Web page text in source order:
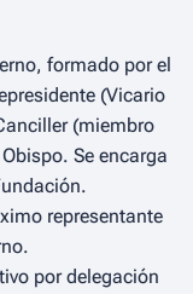
formado por el
(Vicario
(miembro
Se encarga
representante
por delegación